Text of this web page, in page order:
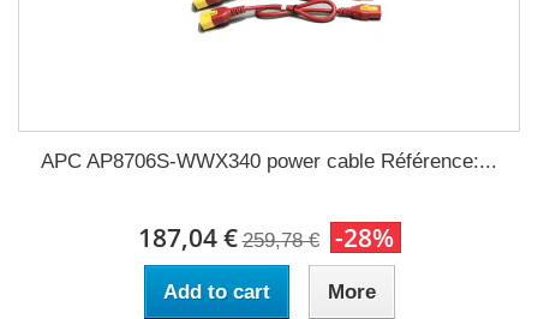
APC AP8706S-WWX340 power cable Référence:...
187,04 € 259,78 € -28%
Add to cart More